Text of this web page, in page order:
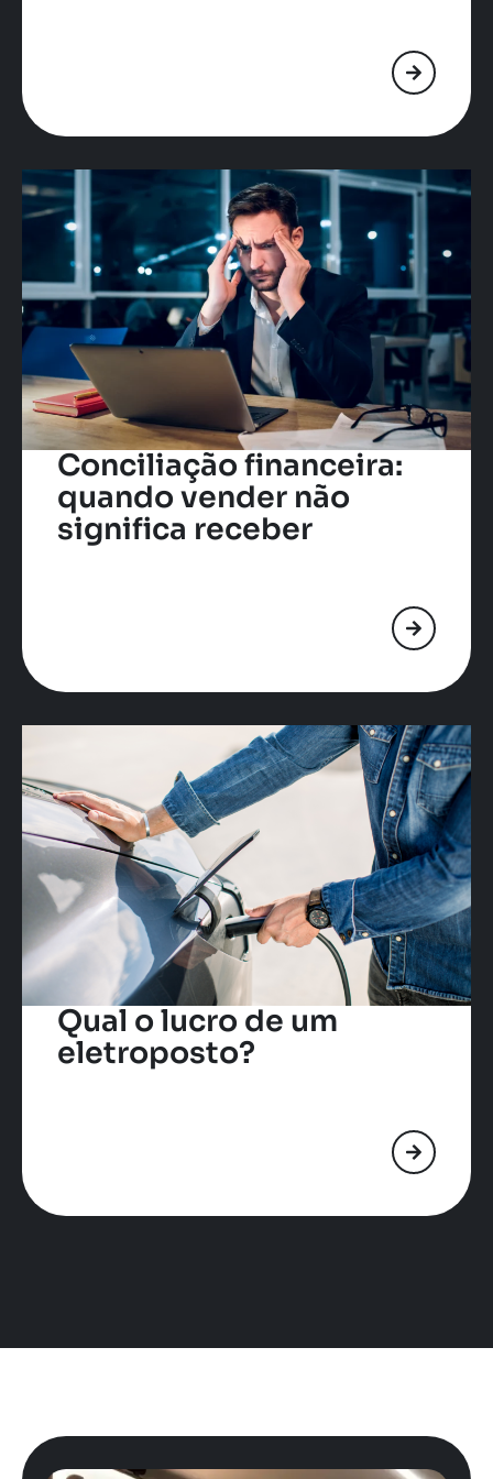
Conciliação financeira:
quando vender não
significa receber
Qual o lucro de um
eletroposto?